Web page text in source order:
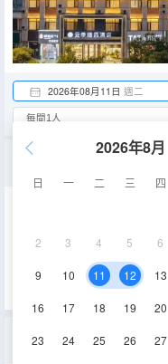
2026年08月11日 週二
2026年8月
日 一 二 三 四
2 3 4 5 6
9 10 11 12 13
16 17 18 19 20
23 24 25 26 27